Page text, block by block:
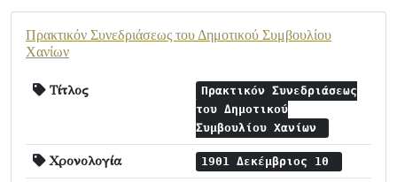
Πρακτικόν Συνεδριάσεως του Δημοτικού Συμβουλίου
Χανίων
Τίτλος
Πρακτικόν Συνεδριάσεως
του Δημοτικού
Συμβουλίου Χανίων
Χρονολογία 1901 Δεκέμβριος 10